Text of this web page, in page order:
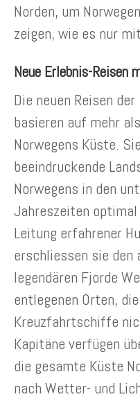
Norden, um
zeigen, wie es nur
Neue Erlebnis-
Die neuen Reisen
basieren auf mehr
Norwegens Küste.
beeindruckende
Norwegens in den
Jahreszeiten
Leitung erfahrener
erschliessen sie den
legendären Fjorde
entlegenen Orten,
Kreuzfahrtschiffe
Kapitäne verfügen
die gesamte Küste
nach Wetter- und